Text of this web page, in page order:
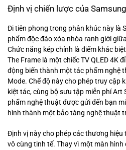
Định vị chiến lược của
Đi tiên phong trong phân khúc này là
phẩm độc đáo xóa nhòa ranh giới
Chức năng kép chính là điểm khác
The Frame là một chiếc TV QLED 4K
động biến thành một tác phẩm nghệ
Mode. Chế độ này cho phép truy cập
kiệt tác, cùng bộ sưu tập miễn phí
phẩm nghệ thuật được gửi đến bạn
hình thành một bảo tàng nghệ thuật
Định vị này cho phép các thương
vô cùng tinh tế. Thay vì một màn hình